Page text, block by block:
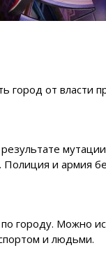
город от власти
Полиция и армия
городу. Можно
и людьми.